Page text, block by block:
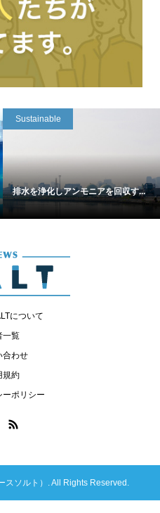
Sustainable
排水を浄化しアンモニアを回収す...
について
一覧
合わせ
規約
ーポリシー
スソルト）. All Rights Reserved.